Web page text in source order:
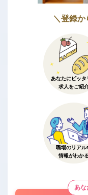
＼登録か
あなたにピッタ
求人をご紹
職場のリアル
情報がわかる
あ